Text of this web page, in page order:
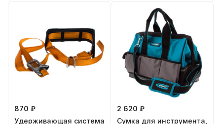
870 ₽
Удерживающая система
2 620 ₽
Сумка для инструмента,